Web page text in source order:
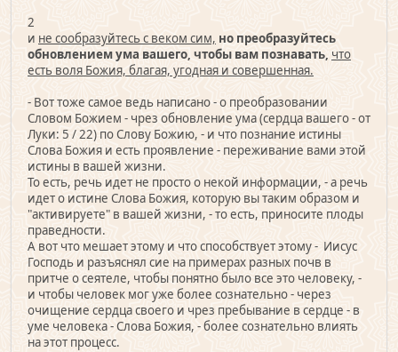
2
и не сообразуйтесь с веком сим, но преобразуйтесь
обновлением ума вашего, чтобы вам познавать, что
есть воля Божия, благая, угодная и совершенная.
- Вот тоже самое ведь написано - о преобразовании
Словом Божием - чрез обновление ума (сердца вашего - от
Луки: 5 / 22) по Слову Божию, - и что познание истины
Слова Божия и есть проявление - переживание вами этой
истины в вашей жизни.
То есть, речь идет не просто о некой информации, - а речь
идет о истине Слова Божия, которую вы таким образом и
"активируете" в вашей жизни, - то есть, приносите плоды
праведности.
А вот что мешает этому и что способствует этому - Иисус
Господь и разъяснял сие на примерах разных почв в
притче о сеятеле, чтобы понятно было все это человеку, -
и чтобы человек мог уже более сознательно - через
очищение сердца своего и чрез пребывание в сердце - в
уме человека - Слова Божия, - более сознательно влиять
на этот процесс.